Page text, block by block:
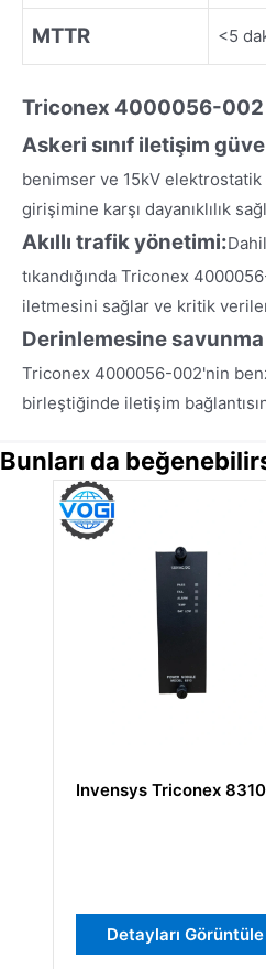
MTTR <5
Triconex 4000056-002
Askeri sınıf iletişim
benimser ve 15kV
girişimine karşı dayanıklılık
Akıllı trafik yönetimi:
tıkandığında Triconex
iletmesini sağlar ve kritik
Derinlemesine savunma
Triconex 4000056-002'nin
birleştiğinde iletişim
Bunları da
Triconex 8310
Detayları Görüntüle